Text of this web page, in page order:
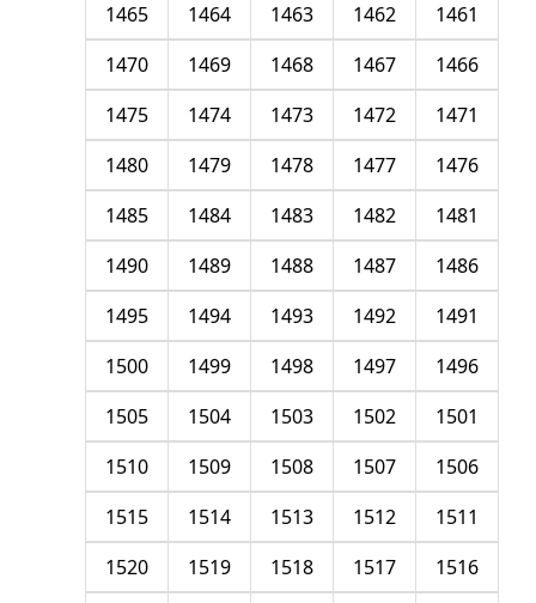
1461
1462
1463
1464
1465
1466
1467
1468
1469
1470
1471
1472
1473
1474
1475
1476
1477
1478
1479
1480
1481
1482
1483
1484
1485
1486
1487
1488
1489
1490
1491
1492
1493
1494
1495
1496
1497
1498
1499
1500
1501
1502
1503
1504
1505
1506
1507
1508
1509
1510
1511
1512
1513
1514
1515
1516
1517
1518
1519
1520